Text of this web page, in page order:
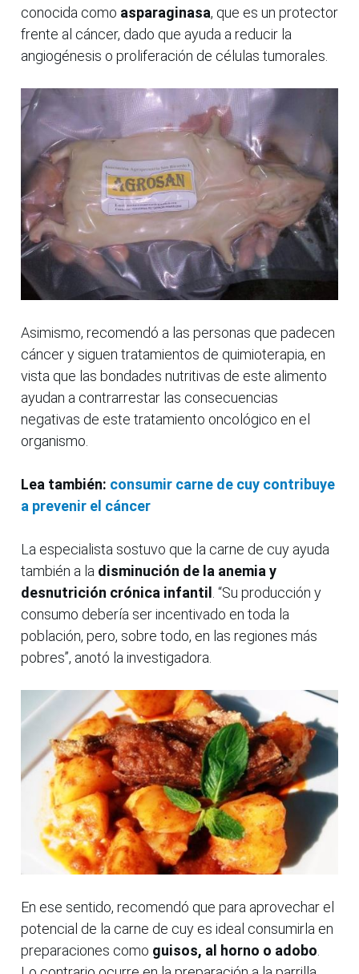
conocida como asparaginasa, que es un protector
frente al cáncer, dado que ayuda a reducir la
angiogénesis o proliferación de células tumorales.
Asimismo, recomendó a las personas que padecen
cáncer y siguen tratamientos de quimioterapia, en
vista que las bondades nutritivas de este alimento
ayudan a contrarrestar las consecuencias
negativas de este tratamiento oncológico en el
organismo.
Lea también: consumir carne de cuy contribuye
a prevenir el cáncer
La especialista sostuvo que la carne de cuy ayuda
también a la disminución de la anemia y
desnutrición crónica infantil . “Su producción y
consumo debería ser incentivado en toda la
población, pero, sobre todo, en las regiones más
pobres”, anotó la investigadora.
En ese sentido, recomendó que para aprovechar el
potencial de la carne de cuy es ideal consumirla en
preparaciones como guisos, al horno o adobo